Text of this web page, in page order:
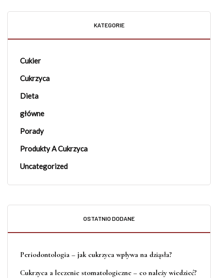
KATEGORIE
Cukier
Cukrzyca
Dieta
główne
Porady
Produkty A Cukrzyca
Uncategorized
OSTATNIO DODANE
Periodontologia – jak cukrzyca wpływa na dziąsła?
Cukrzyca a leczenie stomatologiczne – co należy wiedzieć?